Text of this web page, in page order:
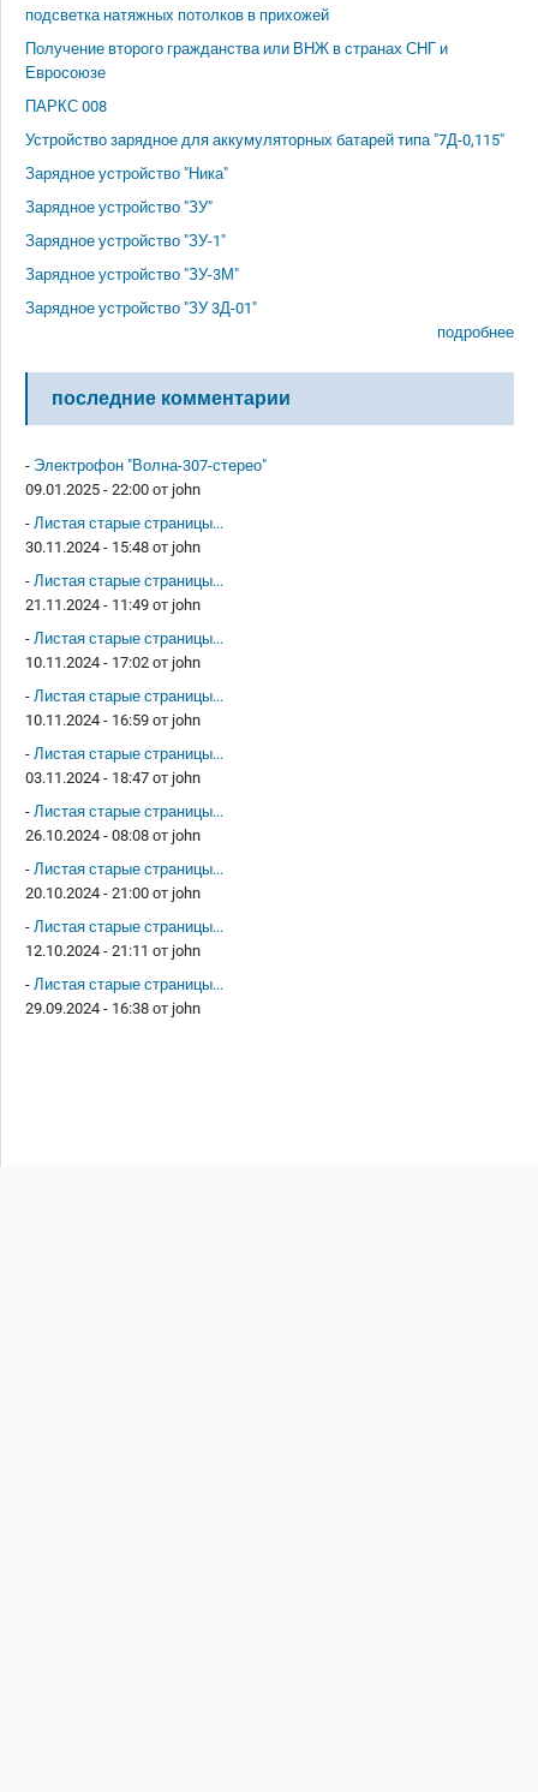
подсветка натяжных потолков в прихожей
Получение второго гражданства или ВНЖ в странах СНГ и
Евросоюзе
ПАРКС 008
Устройство зарядное для аккумуляторных батарей типа "7Д-0,115"
Зарядное устройство "Ника"
Зарядное устройство "ЗУ"
Зарядное устройство "ЗУ-1"
Зарядное устройство "ЗУ-3М"
Зарядное устройство "ЗУ 3Д-01"
подробнее
последние комментарии
- Электрофон "Волна-307-стерео"
09.01.2025 - 22:00 от john
- Листая старые страницы...
30.11.2024 - 15:48 от john
- Листая старые страницы...
21.11.2024 - 11:49 от john
- Листая старые страницы...
10.11.2024 - 17:02 от john
- Листая старые страницы...
10.11.2024 - 16:59 от john
- Листая старые страницы...
03.11.2024 - 18:47 от john
- Листая старые страницы...
26.10.2024 - 08:08 от john
- Листая старые страницы...
20.10.2024 - 21:00 от john
- Листая старые страницы...
12.10.2024 - 21:11 от john
- Листая старые страницы...
29.09.2024 - 16:38 от john